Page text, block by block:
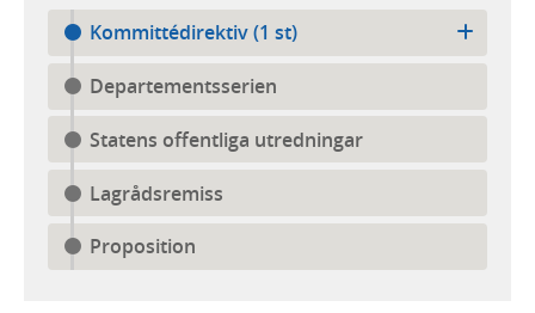
Kommittédirektiv (1 st)
Departementsserien
Statens offentliga utredningar
Lagrådsremiss
Proposition